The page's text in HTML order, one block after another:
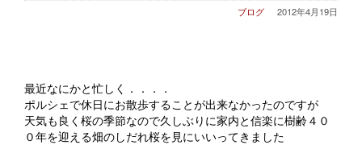
2012年4月19日
ブログ
最近なにかと忙しく．．．．
ポルシェで休日にお散歩することが出来なかったのですが
天気も良く桜の季節なので久しぶりに家内と信楽に樹齢４０
０年を迎える畑のしだれ桜を見にいいってきました